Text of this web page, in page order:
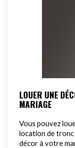
LOUER UNE
MARIAGE
Vous pouvez
location de
décor à votre